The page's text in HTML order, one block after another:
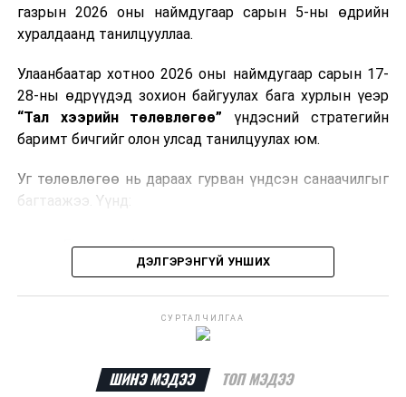
Мөн газрын тосны бүтээгдэхүүн, шатахууныг хилээр
шуурхай нэвтрүүлэх, тээвэрлэх, буулгах, гадаад
вагонцистерний ашиглалтын төлбөр, хураамжийг
хөнгөвчлөх, шаардлага хангасан зөвшөөрлийн
хүсэлтийг түргэн шийдвэрлэх, шатахууны
нийлүүлэлтийн тогтвортой байдлыг хангахыг
холбогдох сайд нарт үүрэг болголоо.
газрын 2026 оны наймдугаар сарын 5-ны өдрийн
хуралдаанд танилцууллаа.
Улаанбаатар хотноо 2026 оны наймдугаар сарын 17-
28-ны өдрүүдэд зохион байгуулах бага хурлын үеэр
“Тал хээрийн төлөвлөгөө” үндэсний стратегийн
баримт бичгийг олон улсад танилцуулах юм.
Уг төлөвлөгөө нь дараах гурван үндсэн санаачилгыг
багтаажээ. Үүнд:
Бэлчээрийн тэргүүлэх санаачилга
Ус, газрын нэгдсэн менежментийн санаачилга
дэд бүтцийн санаачилга
Эдгээр санаачилгын хүрээнд нийт
хэрэгжүүлэхээр төлөвлөж,
6.5 тэрбум ам.долларын
ДЭЛГЭРЭНГҮЙ УНШИХ
СУРТАЛЧИЛГАА
ШИНЭ МЭДЭЭ ТОП МЭДЭЭ